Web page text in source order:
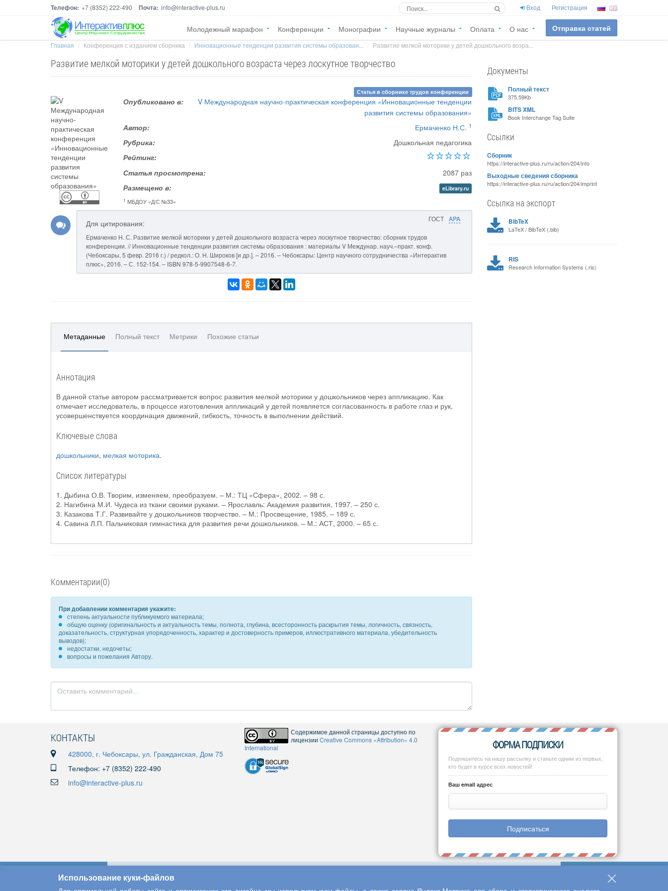
Телефон: +7 (8352) 222-490 Почта: info@interactive-plus.ru Вход Регистрация
Молодежный марафон Конференции Монографии Научные журналы Оплата О нас Отправка статей
Главная Конференция с изданием сборника Инновационные тенденции развития системы образован... Развитие мелкой моторики у детей дошкольного возра...
Развитие мелкой моторики у детей дошкольного возраста через лоскутное творчество
Статья в сборнике трудов конференции
Опубликовано в:
V Международная научно-практическая конференция «Инновационные тенденции
развития системы образования»
Автор:
Ермаченко Н.С. 1
Рубрика:
Дошкольная педагогика
Рейтинг:
Статья просмотрена:
2087 раз
Размещено в:
eLibrary.ru
1 МБДОУ «Д/С №33»
ГОСТ APA
Для цитирования:
Ермаченко Н. С. Развитие мелкой моторики у детей дошкольного возраста через лоскутное творчество: сборник трудов
конференции. // Инновационные тенденции развития системы образования : материалы V Междунар. науч.–практ. конф.
(Чебоксары, 5 февр. 2016 г.) / редкол.: О. Н. Широков [и др.]. – 2016. – Чебоксары: Центр научного сотрудничества «Интерактив
плюс», 2016. – С. 152-154. – ISBN 978-5-9907548-6-7.
Метаданные Полный текст Метрики Похожие статьи
Аннотация
В данной статье автором рассматривается вопрос развития мелкой моторики у дошкольников через аппликацию. Как
отмечает исследователь, в процессе изготовления аппликаций у детей появляется согласованность в работе глаз и рук,
усовершенствуется координация движений, гибкость, точность в выполнении действий.
Ключевые слова
дошкольники, мелкая моторика.
Список литературы
1. Дыбина О.В. Творим, изменяем, преобразуем. – М.: ТЦ «Сфера», 2002. – 98 с.
2. Нагибина М.И. Чудеса из ткани своими руками. – Ярославль: Академия развития, 1997. – 250 с.
3. Казакова Т.Г. Развивайте у дошкольников творчество. – М.: Просвещение, 1985. – 189 с.
4. Савина Л.П. Пальчиковая гимнастика для развития речи дошкольников. – М.: АСТ, 2000. – 65 с.
Комментарии(0)
При добавлении комментария укажите:
степень актуальности публикуемого материала;
общую оценку (оригинальность и актуальность темы, полнота, глубина, всесторонность раскрытия темы, логичность, связность,
доказательность, структурная упорядоченность, характер и достоверность примеров, иллюстративного материала, убедительность
выводов);
недостатки, недочеты;
вопросы и пожелания Автору.
Документы
Полный текст
375.59Kb
BITS XML
Book Interchange Tag Suite
Ссылки
Сборник
https://interactive-plus.ru/ru/action/204/info
Выходные сведения сборника
https://interactive-plus.ru/ru/action/204/imprint
Ссылка на экспорт
BibTeX
LaTeX / BibTeX (.bib)
RIS
Research Information Systems (.ris)
КОНТАКТЫ
428000, г. Чебоксары, ул. Гражданская, Дом 75
Телефон: +7 (8352) 222-490
info@interactive-plus.ru
Содержимое данной страницы доступно по
лицензии Creative Commons «Attribution» 4.0
International
ФОРМА ПОДПИСКИ
Подпишитесь на нашу рассылку и станьте одним из первых,
кто будет в курсе всех новостей!
Ваш email адрес
Подписаться
Использование куки-файлов